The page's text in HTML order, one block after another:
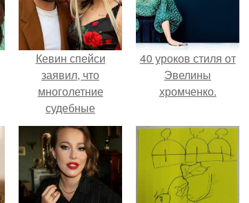
Кевин спейси
заявил, что
многолетние
судебные
разбирательства
практически
уничтожили его
состояние.
40 уроков стиля от
Эвелины
хромченко.